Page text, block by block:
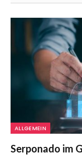
ALLGEMEIN
Serponado im